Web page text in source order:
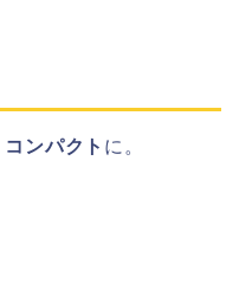
コンパクト に。